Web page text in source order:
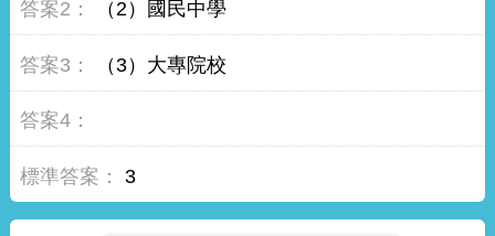
（2）國民中學
（3）大專院校
3